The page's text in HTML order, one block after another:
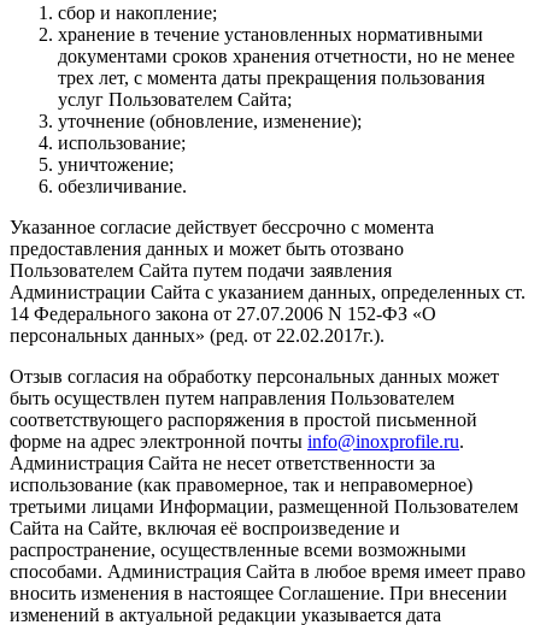
сбор и накопление;
хранение в течение установленных нормативными
документами сроков хранения отчетности, но не менее
трех лет, с момента даты прекращения пользования
услуг Пользователем Сайта;
уточнение (обновление, изменение);
использование;
уничтожение;
обезличивание.
Указанное согласие действует бессрочно с момента
предоставления данных и может быть отозвано
Пользователем Сайта путем подачи заявления
Администрации Сайта с указанием данных, определенных ст.
14 Федерального закона от 27.07.2006 N 152-ФЗ «О
персональных данных» (ред. от 22.02.2017г.).
Отзыв согласия на обработку персональных данных может
быть осуществлен путем направления Пользователем
соответствующего распоряжения в простой письменной
форме на адрес электронной почты info@inoxprofile.ru.
Администрация Сайта не несет ответственности за
использование (как правомерное, так и неправомерное)
третьими лицами Информации, размещенной Пользователем
Сайта на Сайте, включая её воспроизведение и
распространение, осуществленные всеми возможными
способами. Администрация Сайта в любое время имеет право
вносить изменения в настоящее Соглашение. При внесении
изменений в актуальной редакции указывается дата